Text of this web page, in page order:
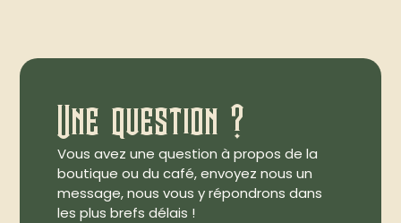
Une question ?
Vous avez une question à propos de la
boutique ou du café, envoyez nous un
message, nous vous y répondrons dans
les plus brefs délais !